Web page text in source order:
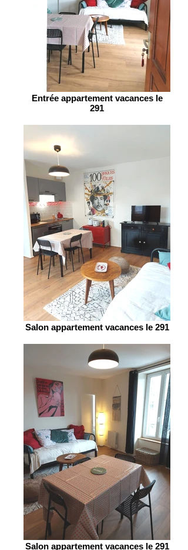
Entrée appartement vacances le
291
Salon appartement vacances le 291
Salon appartement vacances le 291